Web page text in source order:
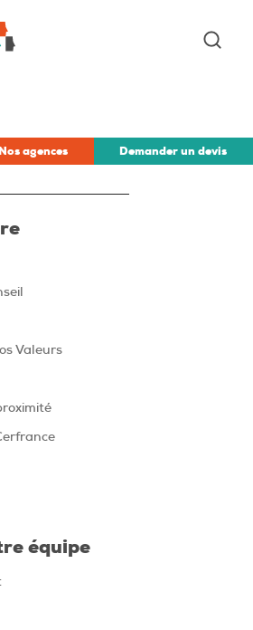
agences Demander un devis
Valeurs
équipe